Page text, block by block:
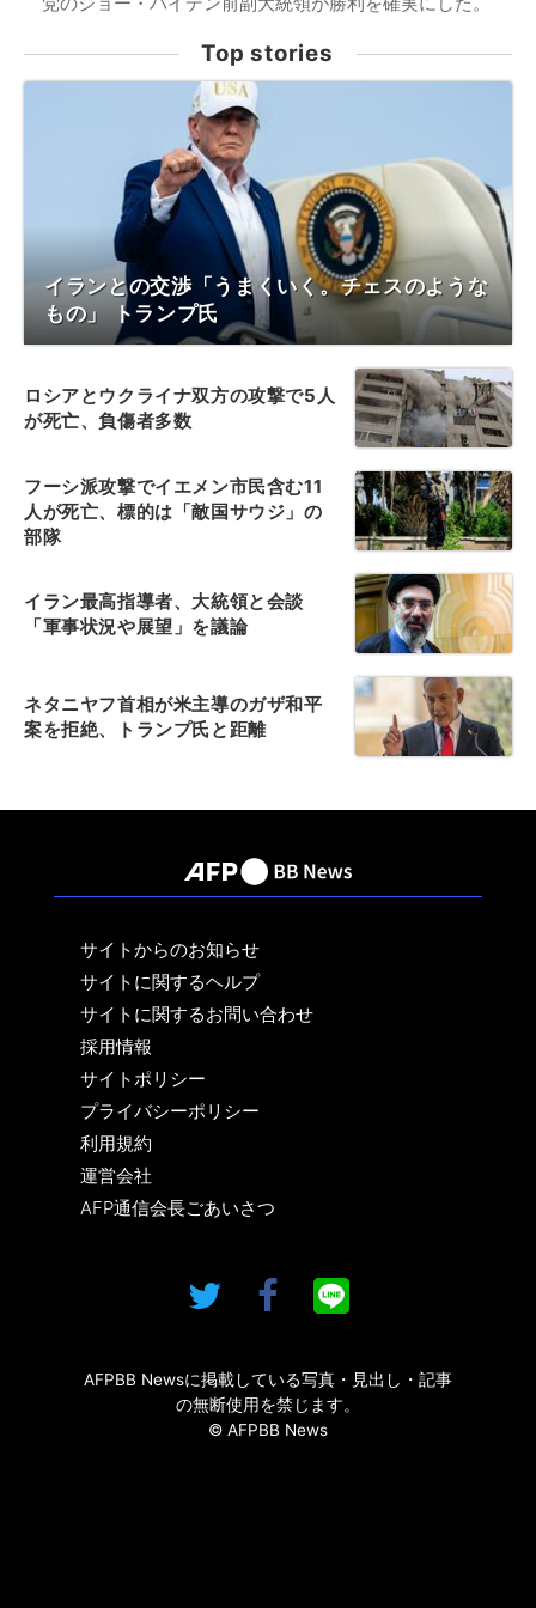
Top stories
イランとの交渉「うまくいく。チェスのような
もの」 トランプ氏
ロシアとウクライナ双方の攻撃で5人
が死亡、負傷者多数
フーシ派攻撃でイエメン市民含む11
人が死亡、標的は「敵国サウジ」の
部隊
イラン最高指導者、大統領と会談
「軍事状況や展望」を議論
ネタニヤフ首相が米主導のガザ和平
案を拒絶、トランプ氏と距離
サイトからのお知らせ
サイトに関するヘルプ
サイトに関するお問い合わせ
採用情報
サイトポリシー
プライバシーポリシー
利用規約
運営会社
AFP通信会長ごあいさつ
AFPBB Newsに掲載している写真・見出し・記事
の無断使用を禁じます。
© AFPBB News